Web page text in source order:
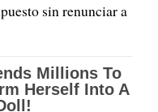
sin renunciar a